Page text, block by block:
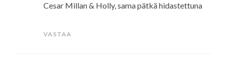
Cesar Millan & Holly, sama pätkä hidastettuna
VASTAA